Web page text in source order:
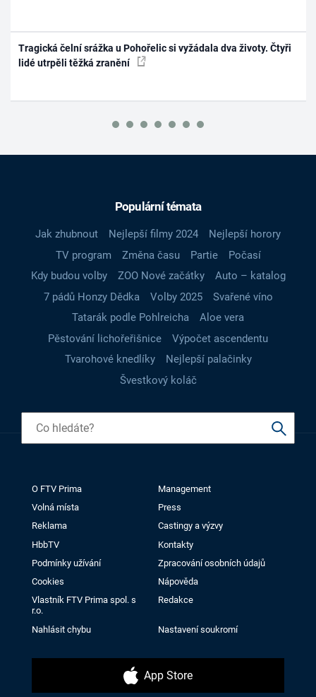
Tragická čelní srážka u Pohořelic si vyžádala dva životy. Čtyři
lidé utrpěli těžká zranění
Populární témata
Jak zhubnout Nejlepší filmy 2024
Nejlepší horory
TV program
Změna času Partie
Počasí
Kdy budou volby
ZOO Nové začátky
Auto – katalog
7 pádů Honzy Dědka
Volby 2025
Svařené víno
Tatarák podle Pohlreicha
Aloe vera
Pěstování lichořeřišnice
Výpočet ascendentu
Tvarohové knedlíky
Nejlepší palačinky
Švestkový koláč
O FTV Prima
Management
Volná místa
Press
Reklama
Castingy a výzvy
HbbTV
Kontakty
Podmínky užívání
Zpracování osobních údajů
Cookies
Nápověda
Vlastník FTV Prima spol. s
r.o.
Redakce
Nahlásit chybu Nastavení soukromí
App Store